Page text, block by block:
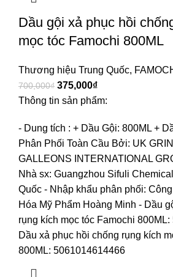
Dầu gội xả phục hồi
mọc tóc Famochi 800ML
Thương hiệu Trung Quốc,
700,000₫ 375,000₫
Thông tin sản phẩm:
- Dung tích : + Dầu Gội: 800ML +
Phân Phối Toàn Cầu Bởi: UK
GALLEONS INTERNATIONAL
Nhà sx: Guangzhou Sifuli
Quốc - Nhập khẩu phân phối:
Hóa Mỹ Phẩm Hoàng Minh - Dầu
rụng kích mọc tóc Famochi
Dầu xả phục hồi chống rụng kích
800ML: 5061014614466